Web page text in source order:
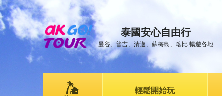
泰國安心自由行
曼谷、普吉、清邁、蘇梅島、喀比 暢遊各地
輕鬆開始玩